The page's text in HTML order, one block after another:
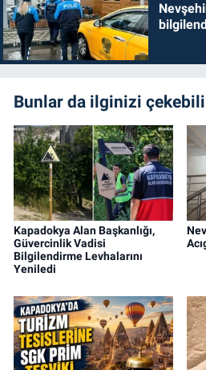
Bunlar da ilginizi
Kapadokya Alan Başkanlığı,
Güvercinlik Vadisi
Bilgilendirme Levhalarını
Yeniledi